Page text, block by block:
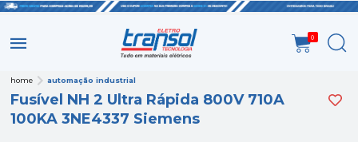
0
home automação industrial
Fusível NH 2 Ultra Rápida 800V 710A
100KA 3NE4337 Siemens